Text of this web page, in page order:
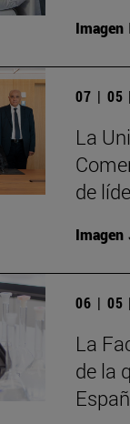
Imagen
07 | 05
La
de
Imagen
06 | 05
La
de la